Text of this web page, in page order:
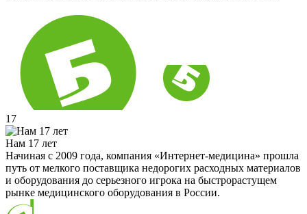
17
Нам 17 лет
Начиная с 2009 года, компания «Интернет-медицина» прошла
путь от мелкого поставщика недорогих расходных материалов
и оборудования до серьезного игрока на быстрорастущем
рынке медицинского оборудования в России.